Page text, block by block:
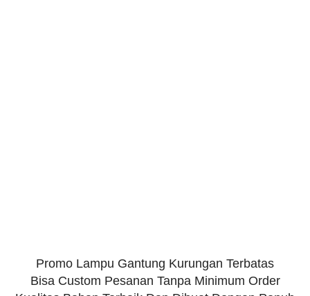
Promo Lampu Gantung Kurungan Terbatas
Bisa Custom Pesanan Tanpa Minimum Order